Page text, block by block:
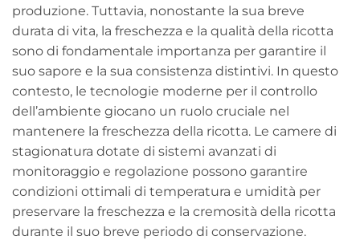
produzione. Tuttavia, nonostante la sua breve
durata di vita, la freschezza e la qualità della ricotta
sono di fondamentale importanza per garantire il
suo sapore e la sua consistenza distintivi. In questo
contesto, le tecnologie moderne per il controllo
dell’ambiente giocano un ruolo cruciale nel
mantenere la freschezza della ricotta. Le camere di
stagionatura dotate di sistemi avanzati di
monitoraggio e regolazione possono garantire
condizioni ottimali di temperatura e umidità per
preservare la freschezza e la cremosità della ricotta
durante il suo breve periodo di conservazione.